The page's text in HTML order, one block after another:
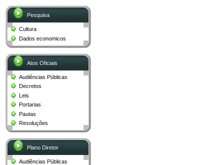
Pesquisa
Cultura
Dados economicos
Atos Oficiais
Audiências Públicas
Decretos
Leis
Portarias
Pautas
Resoluções
Plano Diretor
Audiências Públicas